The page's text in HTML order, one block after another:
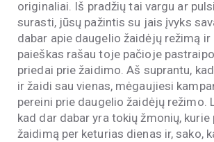
originaliai. Iš pradžių tai vargu ar
surasti, jūsų pažintis su jais įvyks
dabar apie daugelio žaidėjų režimą ir
paieškas rašau toje pačioje
priedai prie žaidimo. Aš suprantu,
ir žaidi sau vienas, mėgaujiesi
pereini prie daugelio žaidėjų režimo.
kad dar dabar yra tokių žmonių, kurie
žaidimą per keturias dienas ir, sako,